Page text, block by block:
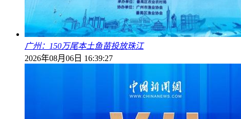
广州：150万尾本土鱼苗投放珠江
2026年08月06日 16:39:27